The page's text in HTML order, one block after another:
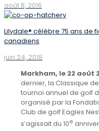
août 8, 2016
Lilydale® célèbre 75 ans de
canadiens
juin 24, 2018
Markham, le 22 août
dernier, la Classique
tournoi annuel de golf
organisé par la
Club de golf Eagles
s’agissait du 10e